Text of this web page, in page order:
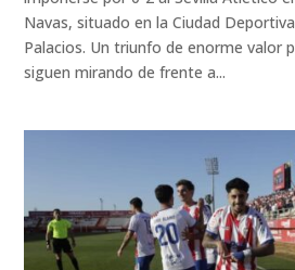
Navas, situado en la Ciudad
Palacios. Un triunfo de enorme valor
siguen mirando de frente a...